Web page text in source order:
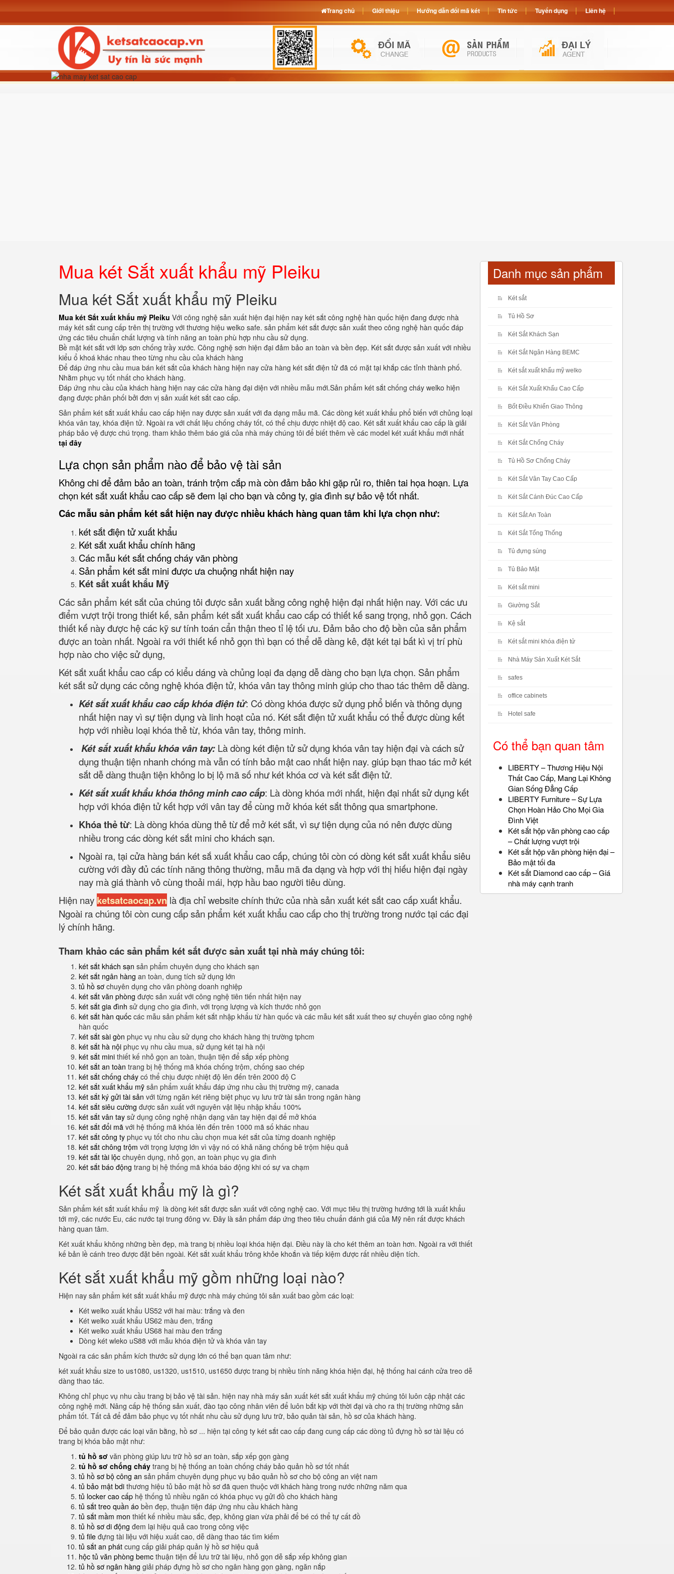
Mua két Sắt xuất khẩu mỹ Pleiku
Mua két Sắt xuất khẩu mỹ Pleiku
Mua két Sắt xuất khẩu mỹ Pleiku Với công nghệ sản xuất hiện đại hiện nay két sắt công nghệ hàn quốc hiện đang được nhà
máy két sắt cung cấp trên thị trường với thương hiệu welko safe. sản phẩm két sắt được sản xuất theo công nghệ hàn quốc đáp
ứng các tiêu chuẩn chất lượng và tính năng an toàn phù hợp nhu cầu sử dụng.
Bề mặt két sắt với lớp sơn chống trầy xước. Công nghệ sơn hiện đại đảm bảo an toàn và bền đẹp. Két sắt được sản xuất với nhiều
kiểu ổ khoá khác nhau theo từng nhu cầu của khách hàng
Để đáp ứng nhu cầu mua bán két sắt của khách hàng hiện nay cửa hàng két sắt điện tử đã có mặt tại khắp các tỉnh thành phố.
Nhằm phục vụ tốt nhất cho khách hàng.
Đáp ứng nhu cầu của khách hàng hiện nay các cửa hàng đại diện với nhiều mẫu mới.Sản phẩm két sắt chống cháy welko hiện
đạng được phân phối bởi đơn vị sản xuất két sắt cao cấp.
Sản phẩm két sắt xuất khẩu cao cấp hiện nay được sản xuất với đa dạng mẫu mã. Các dòng két xuất khẩu phổ biến với chủng loại
khóa vân tay, khóa điện tử. Ngoài ra với chất liệu chống cháy tốt, có thể chịu được nhiệt độ cao. Két sắt xuất khẩu cao cấp là giải
pháp bảo vệ được chú trọng. tham khảo thêm báo giá của nhà máy chúng tôi để biết thêm về các model két xuất khẩu mới nhất
tại đây
Lựa chọn sản phẩm nào để bảo vệ tài sản
Không chi để đảm bảo an toàn, tránh trộm cắp mà còn đảm bảo khi gặp rủi ro, thiên tai họa hoạn. Lựa
chọn két sắt xuất khẩu cao cấp sẽ đem lại cho bạn và công ty, gia đình sự bảo vệ tốt nhất.
Các mẫu sản phẩm két sắt hiện nay được nhiều khách hàng quan tâm khi lựa chọn như:
két sắt điện tử xuất khẩu
Két sắt xuất khẩu chính hãng
Các mẫu két sắt chống cháy văn phòng
Sản phẩm két sắt mini được ưa chuộng nhất hiện nay
Két sắt xuất khẩu Mỹ
Các sản phẩm két sắt của chúng tôi được sản xuất bằng công nghệ hiện đại nhất hiện nay. Với các ưu
điểm vượt trội trong thiết kế, sản phẩm két sắt xuất khẩu cao cấp có thiết kế sang trọng, nhỏ gọn. Cách
thiết kế này được hệ các kỹ sư tính toán cẩn thận theo tỉ lệ tối ưu. Đảm bảo cho độ bền của sản phẩm
được an toàn nhất. Ngoài ra với thiết kế nhỏ gọn thì bạn có thể dễ dàng kê, đặt két tại bất kì vị trí phù
hợp nào cho việc sử dụng,
Két sắt xuất khẩu cao cấp có kiểu dáng và chủng loại đa dạng dễ dàng cho bạn lựa chọn. Sản phẩm
két sắt sử dụng các công nghệ khóa điện tử, khóa vân tay thông minh giúp cho thao tác thêm dễ dàng.
Két sắt xuất khẩu cao cấp khóa điện tử: Có dòng khóa được sử dụng phổ biến và thông dụng
nhất hiện nay vì sự tiện dụng và linh hoạt của nó. Két sắt điện tử xuất khẩu có thể được dùng kết
hợp với nhiều loại khóa thẻ từ, khóa vân tay, thông minh.
Két sắt xuất khẩu khóa vân tay: Là dòng két điện tử sử dụng khóa vân tay hiện đại và cách sử
dụng thuận tiện nhanh chóng mà vẫn có tính bảo mật cao nhất hiện nay. giúp bạn thao tác mở két
sắt dễ dàng thuận tiện không lo bị lộ mã số như két khóa cơ và két sắt điện tử.
Két sắt xuất khẩu khóa thông minh cao cấp: Là dòng khóa mới nhất, hiện đại nhất sử dụng kết
hợp với khóa điện tử kết hợp với vân tay để cùng mở khóa két sắt thông qua smartphone.
Khóa thẻ từ: Là dòng khóa dùng thẻ từ để mở két sắt, vì sự tiện dụng của nó nên được dùng
nhiều trong các dòng két sắt mini cho khách sạn.
Ngoài ra, tại cửa hàng bán két sắ xuất khẩu cao cấp, chúng tôi còn có dòng két sắt xuất khẩu siêu
cường với đầy đủ các tính năng thông thường, mẫu mã đa dạng và hợp với thị hiếu hiện đại ngày
nay mà giá thành vô cùng thoải mái, hợp hầu bao người tiêu dùng.
Hiện nay ketsatcaocap.vn là địa chỉ website chính thức của nhà sản xuất két sắt cao cấp xuất khẩu.
Ngoài ra chúng tôi còn cung cấp sản phẩm két xuất khẩu cao cấp cho thị trường trong nước tại các đại
lý chính hãng.
Tham khảo các sản phẩm két sắt được sản xuất tại nhà máy chúng tôi:
két sắt khách sạn sản phẩm chuyên dụng cho khách sạn
két sắt ngân hàng an toàn, dung tích sử dụng lớn
tủ hồ sơ chuyên dụng cho văn phòng doanh nghiệp
két sắt văn phòng được sản xuất với công nghệ tiên tiến nhất hiện nay
két sắt gia đình sử dụng cho gia đình, với trọng lượng và kích thước nhỏ gọn
két sắt hàn quốc các mẫu sản phẩm két sắt nhập khẩu từ hàn quốc và các mẫu két sắt xuất theo sự chuyển giao công nghệ
hàn quốc
két sắt sài gòn phục vụ nhu cầu sử dụng cho khách hàng thị trường tphcm
két sắt hà nội phục vụ nhu cầu mua, sử dụng két tại hà nội
két sắt mini thiết kế nhỏ gọn an toàn, thuận tiện để sắp xếp phòng
két sắt an toàn trang bị hệ thống mã khóa chống trộm, chống sao chép
két sắt chống cháy có thể chịu được nhiệt độ lên đến trên 2000 độ C
két sắt xuất khẩu mỹ sản phẩm xuất khẩu đáp ứng nhu cầu thị trường mỹ, canada
két sắt ký gửi tài sản với từng ngăn két riêng biệt phục vụ lưu trữ tài sản trong ngân hàng
két sắt siêu cường được sản xuất với nguyên vật liệu nhập khẩu 100%
két sắt vân tay sử dụng công nghệ nhận dạng vân tay hiện đại để mở khóa
két sắt đổi mã với hệ thống mã khóa lên đến trên 1000 mã số khác nhau
két sắt công ty phục vụ tốt cho nhu cầu chọn mua két sắt của từng doanh nghiệp
két sắt chông trộm với trọng lượng lớn vì vậy nó có khả năng chống bê trộm hiệu quả
két sắt tài lộc chuyên dụng, nhỏ gọn, an toàn phục vụ gia đình
két sắt báo động trang bị hệ thống mã khóa báo động khi có sự va chạm
Két sắt xuất khẩu mỹ là gì?
Sản phẩm két sắt xuất khẩu mỹ là dòng két sắt được sản xuất với công nghệ cao. Với mục tiêu thị trường hướng tới là xuất khẩu
tới mỹ, các nước Eu, các nước tại trung đông vv. Đây là sản phẩm đáp ứng theo tiêu chuẩn đánh giá của Mỹ nên rất được khách
hàng quan tâm.
Két xuất khẩu không những bền đẹp, mà trang bị nhiều loại khóa hiện đại. Điều này là cho két thêm an toàn hơn. Ngoài ra với thiết
kế bản lề cánh treo được đặt bên ngoài. Két sắt xuất khẩu trông khỏe khoắn và tiếp kiệm được rất nhiều diện tích.
Két sắt xuất khẩu mỹ gồm những loại nào?
Hiện nay sản phẩm két sắt xuất khẩu mỹ được nhà máy chúng tôi sản xuất bao gồm các loại:
Két welko xuất khẩu US52 với hai màu: trắng và đen
Két welko xuất khẩu US62 màu đen, trắng
Két welko xuất khẩu US68 hai màu đen trắng
Dòng két wleko uS88 với mẫu khóa điện tử và khóa vân tay
Ngoài ra các sản phẩm kích thước sử dụng lớn có thể bạn quan tâm như:
két xuất khẩu size to us1080, us1320, us1510, us1650 được trang bị nhiều tính năng khóa hiện đại, hệ thống hai cánh cửa treo dễ
dàng thao tác.
Không chỉ phục vụ nhu cầu trang bị bảo vệ tài sản. hiện nay nhà máy sản xuất két sắt xuất khẩu mỹ chúng tôi luôn cập nhật các
công nghệ mới. Nâng cấp hệ thống sản xuất, đào tạo công nhân viên để luôn bắt kịp với thời đại và cho ra thị trường những sản
phẩm tốt. Tất cả để đảm bảo phục vụ tốt nhất nhu cầu sử dụng lưu trữ, bảo quản tài sản, hồ sơ của khách hàng.
Để bảo quản được các loại văn bằng, hồ sơ ... hiện tại công ty két sắt cao cấp đang cung cấp các dòng tủ đựng hồ sơ tài liệu có
trang bị khóa bảo mật như:
tủ hồ sơ văn phòng giúp lưu trữ hồ sơ an toàn, sắp xếp gọn gàng
tủ hồ sơ chống cháy trang bị hệ thống an toàn chống cháy bảo quản hồ sơ tốt nhất
tủ hồ sơ bộ công an sản phẩm chuyên dụng phục vụ bảo quản hồ sơ cho bộ công an việt nam
tủ bảo mật bdi thương hiệu tủ bảo mật hồ sơ đã quen thuộc với khách hàng trong nước những năm qua
tủ locker cao cấp hệ thống tủ nhiều ngăn có khóa phục vụ gửi đồ cho khách hàng
tủ sắt treo quần áo bền đẹp, thuận tiện đáp ứng nhu cầu khách hàng
tủ sắt mầm mon thiết kế nhiều màu sắc, đẹp, không gian vừa phải để bé có thể tự cất đồ
tủ hồ sơ di động đem lại hiệu quả cao trong công việc
tủ file đựng tài liệu với hiệu xuất cao, dễ dàng thao tác tìm kiếm
tủ sắt an phát cung cấp giải pháp quản lý hồ sơ hiệu quả
hộc tủ văn phòng bemc thuận tiện để lưu trữ tài liệu, nhỏ gọn dễ sắp xếp không gian
tủ hồ sơ ngân hàng giải pháp đựng hồ sơ cho ngân hàng gọn gàng, ngăn nắp
Danh mục sản phẩm
Két sắt
Tủ Hồ Sơ
Két Sắt Khách Sạn
Két Sắt Ngân Hàng BEMC
Két sắt xuất khẩu mỹ welko
Két Sắt Xuất Khẩu Cao Cấp
Bốt Điều Khiển Giao Thông
Két Sắt Văn Phòng
Két Sắt Chống Cháy
Tủ Hồ Sơ Chống Cháy
Két Sắt Vân Tay Cao Cấp
Két Sắt Cánh Đúc Cao Cấp
Két Sắt An Toàn
Két Sắt Tổng Thống
Tủ đựng súng
Tủ Bảo Mật
Két sắt mini
Giường Sắt
Kệ sắt
Két sắt mini khóa điện tử
Nhà Máy Sản Xuất Két Sắt
safes
office cabinets
Hotel safe
Có thể bạn quan tâm
LIBERTY – Thương Hiệu Nội
Thất Cao Cấp, Mang Lại Không
Gian Sống Đẳng Cấp
LIBERTY Furniture – Sự Lựa
Chọn Hoàn Hảo Cho Mọi Gia
Đình Việt
Két sắt hộp văn phòng cao cấp
– Chất lượng vượt trội
Két sắt hộp văn phòng hiện đại –
Bảo mật tối đa
Két sắt Diamond cao cấp – Giá
nhà máy cạnh tranh
Trang chủ Giới thiệu Hướng dẫn đổi mã két Tin tức Tuyển dụng Liên hệ